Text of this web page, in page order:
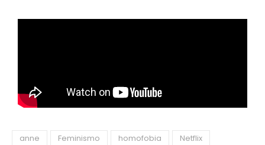
anne Feminismo homofobia Netflix